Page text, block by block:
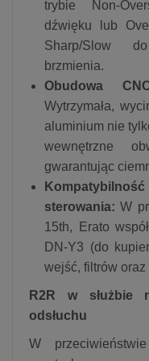
trybie Non-
dźwięku lub
Sharp/Slow
brzmienia.
Obudowa
Wytrzymała,
aluminium nie
wewnętrzne
gwarantując
sterowania: W
15th, Erato
DN-Y3 (do
wejść, filtrów oraz
R2R w służbie
odsłuchu
W